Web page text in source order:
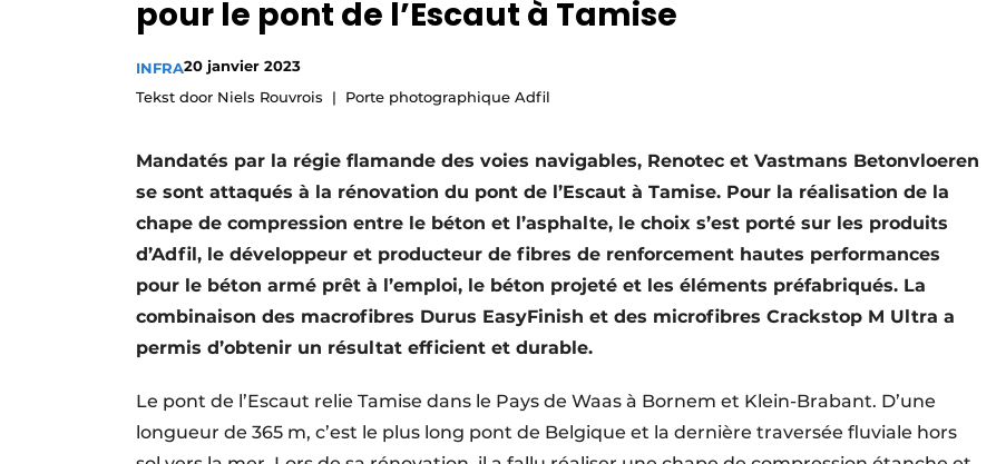
Termes et conditions
Video’s
pour le pont de l’Escaut à Tamise
INFRA20 janvier 2023
Tekst door Niels Rouvrois
Porte photographique Adfil
Mandatés par la régie flamande des voies navigables, Renotec et Vastmans Betonvloeren
se sont attaqués à la rénovation du pont de l’Escaut à Tamise. Pour la réalisation de la
chape de compression entre le béton et l’asphalte, le choix s’est porté sur les produits
d’Adfil, le développeur et producteur de fibres de renforcement hautes performances
pour le béton armé prêt à l’emploi, le béton projeté et les éléments préfabriqués. La
combinaison des macrofibres Durus EasyFinish et des microfibres Crackstop M Ultra a
permis d’obtenir un résultat efficient et durable.
Le pont de l’Escaut relie Tamise dans le Pays de Waas à Bornem et Klein-Brabant. D’une
longueur de 365 m, c’est le plus long pont de Belgique et la dernière traversée fluviale hors